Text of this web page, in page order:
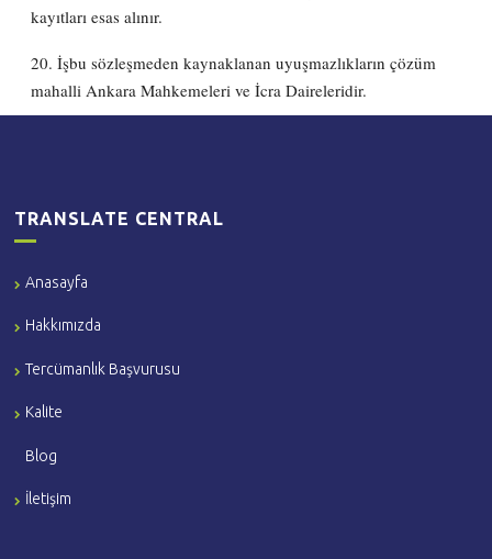
kayıtları esas alınır.
20. İşbu sözleşmeden kaynaklanan uyuşmazlıkların çözüm
mahalli Ankara Mahkemeleri ve İcra Daireleridir.
TRANSLATE CENTRAL
Anasayfa
Hakkımızda
Tercümanlık Başvurusu
Kalite
Blog
İletişim